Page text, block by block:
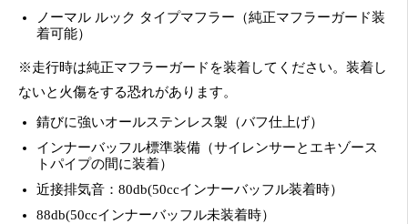
ノーマル ルック タイプマフラー（純正マフラーガード装
着可能）
※走行時は純正マフラーガードを装着してください。装着し
ないと火傷をする恐れがあります。
錆びに強いオールステンレス製（バフ仕上げ）
インナーバッフル標準装備（サイレンサーとエキゾース
トパイプの間に装着）
近接排気音：80db(50ccインナーバッフル装着時）
88db(50ccインナーバッフル未装着時）